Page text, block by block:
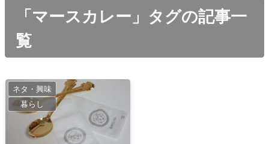
「マースカレー」タグの記事一
覧
ネタ・興味
暮らし